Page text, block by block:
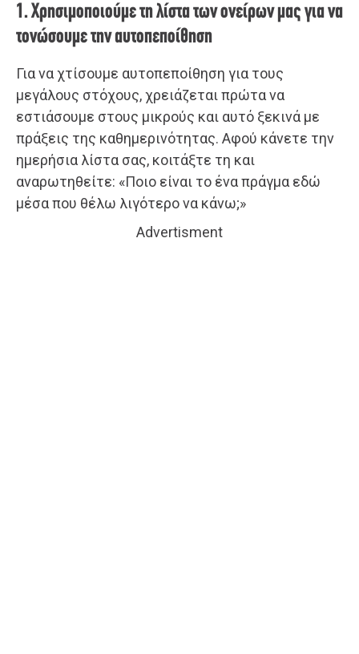
1. Χρησιμοποιούμε τη λίστα των ονείρων μας για να
τονώσουμε την αυτοπεποίθηση
Για να χτίσουμε αυτοπεποίθηση για τους
μεγάλους στόχους, χρειάζεται πρώτα να
εστιάσουμε στους μικρούς και αυτό ξεκινά με
πράξεις της καθημερινότητας. Αφού κάνετε την
ημερήσια λίστα σας, κοιτάξτε τη και
αναρωτηθείτε: «Ποιο είναι το ένα πράγμα εδώ
μέσα που θέλω λιγότερο να κάνω;»
Advertisment